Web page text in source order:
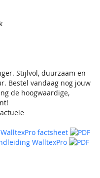
Stijlvol, duurzaam en
Bestel vandaag nog jouw
de hoogwaardige,
WalltexPro factsheet
WalltexPro